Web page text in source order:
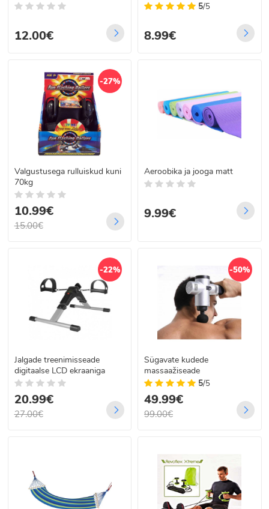
12.00€
5/5
8.99€
-27%
Valgustusega rulluiskud kuni
70kg
10.99€
15.00€
Aeroobika ja jooga matt
9.99€
-22%
Jalgade treenimisseade
digitaalse LCD ekraaniga
20.99€
27.00€
-50%
Sügavate kudede
massaažiseade
5/5
49.99€
99.00€